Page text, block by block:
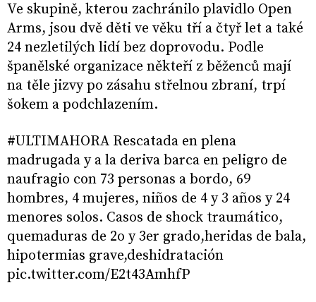
Ve skupině, kterou zachránilo plavidlo Open
Arms, jsou dvě děti ve věku tří a čtyř let a také
24 nezletilých lidí bez doprovodu. Podle
španělské organizace někteří z běženců mají
na těle jizvy po zásahu střelnou zbraní, trpí
šokem a podchlazením.
#ULTIMAHORA Rescatada en plena
madrugada y a la deriva barca en peligro de
naufragio con 73 personas a bordo, 69
hombres, 4 mujeres, niños de 4 y 3 años y 24
menores solos. Casos de shock traumático,
quemaduras de 2o y 3er grado,heridas de bala,
hipotermias grave,deshidratación
pic.twitter.com/E2t43AmhfP